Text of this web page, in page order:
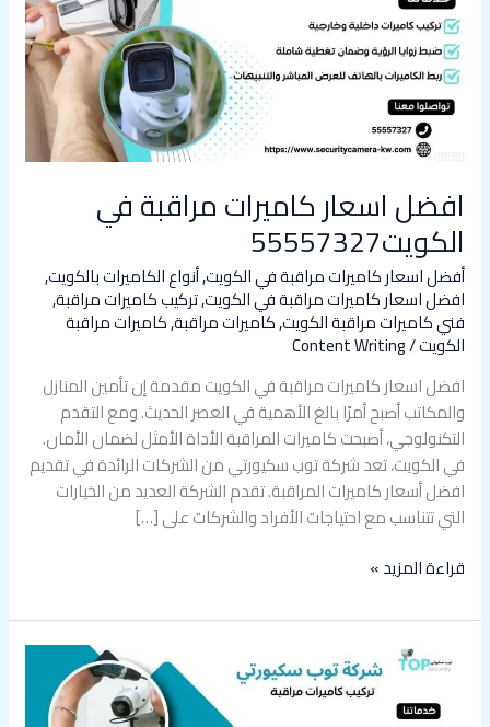
افضل اسعار كاميرات مراقبة في
الكويت55557327
أفضل اسعار كاميرات مراقبة في الكويت,أنواع الكاميرات بالكويت,
افضل اسعار كاميرات مراقبة في الكويت,تركيب كاميرات مراقبة,
فني كاميرات مراقبة الكويت,كاميرات مراقبة,كاميرات مراقبة
الكويت/
Content Writing
افضل اسعار كاميرات مراقبة في الكويت مقدمة إن تأمين المنازل
والمكاتب أصبح أمرًا بالغ الأهمية في العصر الحديث. ومع التقدم
التكنولوجي، أصبحت كاميرات المراقبة الأداة الأمثل لضمان الأمان.
في الكويت، تعد شركة توب سكيورتي من الشركات الرائدة في تقديم
افضل أسعار كاميرات المراقبة. تقدم الشركة العديد من الخيارات
التي تتناسب مع احتياجات الأفراد والشركات على […]
مراقبة
في
الكويت55557327
قراءة المزيد »
تركيب
كاميرات
مراقبة55557327